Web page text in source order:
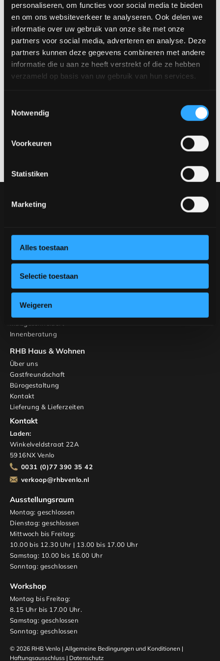
personaliseren, om functies voor social media te bieden
en om ons websiteverkeer te analyseren. Ook delen we
informatie over uw gebruik van onze site met onze
partners voor social media, adverteren en analyse. Deze
partners kunnen deze gegevens combineren met andere
informatie die u aan ze heeft verstrekt of die ze hebben
verzameld op basis van uw gebruik van hun services.
Notwendig
Voorkeuren
Statistiken
Marketing
Alles toestaan
Selectie toestaan
Weigeren
Groß: 90 x 90 x 45 cm
Mittel: 60 × 60 × 45 cm
Klein: 40 x 40 x 50 cm
Preis:
Klein: 129 €
Materialien, Farben und Aufstellungen.
Vereinbaren Sie einen
Inspiration
Tische
Banken
Stühle
Innenberatung
RHB Haus & Wohnen
Über uns
Gastfreundschaft
Bürogestaltung
Kontakt
Lieferung & Lieferzeiten
Kontakt
Laden:
Winkelveldstraat 22A
5916NX Venlo
0031 (0)77 390 35 42
verkoop@rhbvenlo.nl
Ausstellungsraum
Montag: geschlossen
Dienstag: geschlossen
Mittwoch bis Freitag:
10.00 bis 12.30 Uhr | 13.00 bis 17.00 Uhr
Samstag: 10.00 bis 16.00 Uhr
Sonntag: geschlossen
Workshop
Montag bis Freitag:
8.15 Uhr bis 17.00 Uhr.
Samstag: geschlossen
Sonntag: geschlossen
© 2026 RHB Venlo | Allgemeine Bedingungen und Konditionen |
Haftungsausschluss | Datenschutz